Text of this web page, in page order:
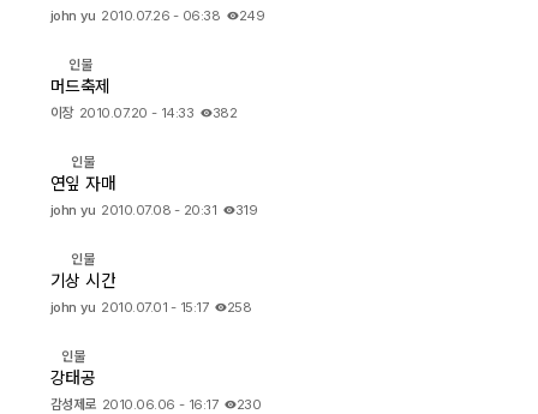
공지사항
운영 참여/제안
사이트/홈페이지 소개
john yu 2010.07.26 - 06:38 249
인물
머드축제
이장 2010.07.20 - 14:33 382
인물
연잎 자매
john yu 2010.07.08 - 20:31 319
인물
기상 시간
john yu 2010.07.01 - 15:17 258
인물
강태공
감성제로 2010.06.06 - 16:17 230